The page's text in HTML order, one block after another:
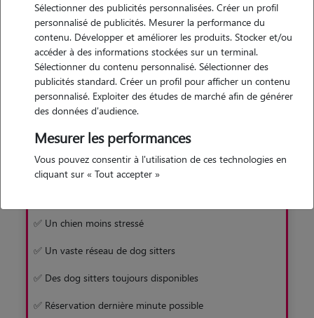
Je découvre
Avec Animaute
✅ Un chien moins stressé
✅ Un vaste réseau de dog sitters
✅ Des dog sitters toujours disponibles
✅ Réservation dernière minute possible
Sélectionner des publicités personnalisées. Créer un profil
personnalisé de publicités. Mesurer la performance du
contenu. Développer et améliorer les produits. Stocker et/ou
accéder à des informations stockées sur un terminal.
Sélectionner du contenu personnalisé. Sélectionner des
publicités standard. Créer un profil pour afficher un contenu
personnalisé. Exploiter des études de marché afin de générer
des données d'audience.
Mesurer les performances
Vous pouvez consentir à l'utilisation de ces technologies en
cliquant sur « Tout accepter »